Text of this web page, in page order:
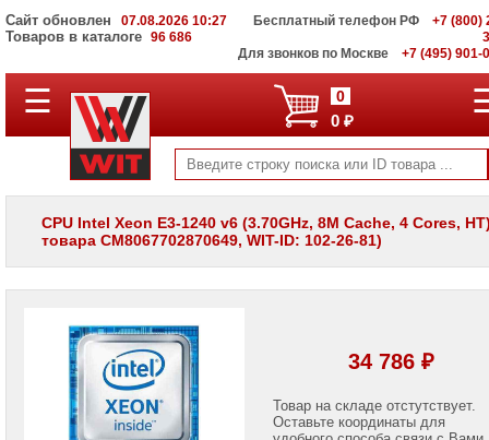
Сайт обновлен 07.08.2026 10:27
Товаров в каталоге 96 686
Бесплатный телефон РФ
+7 (800)
Для звонков по Москве
+7 (495) 901-
ПОЛНЫЙ
КАТАЛОГ
Корпоративные
серверы
WIT
Системы
хранения
Мониторы
панели
☰ 0
0 ₽
CPU Intel Xeon E3-1240 v6 (3.70GHz, 8M Cache, 4 Cores,
товара CM8067702870649, WIT-ID: 102-26-81)
34 786 ₽
Товар на складе отстутствует.
Оставьте координаты для